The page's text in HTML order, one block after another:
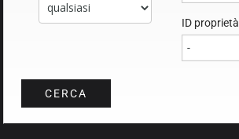
ID proprietà